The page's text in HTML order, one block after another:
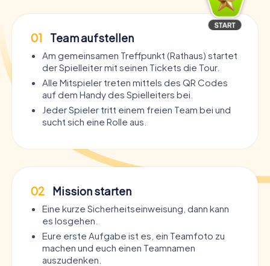
01 Team aufstellen
Am gemeinsamen Treffpunkt (Rathaus) startet
der Spielleiter mit seinen Tickets die Tour.
Alle Mitspieler treten mittels des QR Codes
auf dem Handy des Spielleiters bei.
Jeder Spieler tritt einem freien Team bei und
sucht sich eine Rolle aus.
02 Mission starten
Eine kurze Sicherheitseinweisung, dann kann
es losgehen.
Eure erste Aufgabe ist es, ein Teamfoto zu
machen und euch einen Teamnamen
auszudenken.